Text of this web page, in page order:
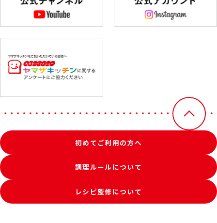
初めてご利用の方へ
調理ルールについて
レシピ監修について